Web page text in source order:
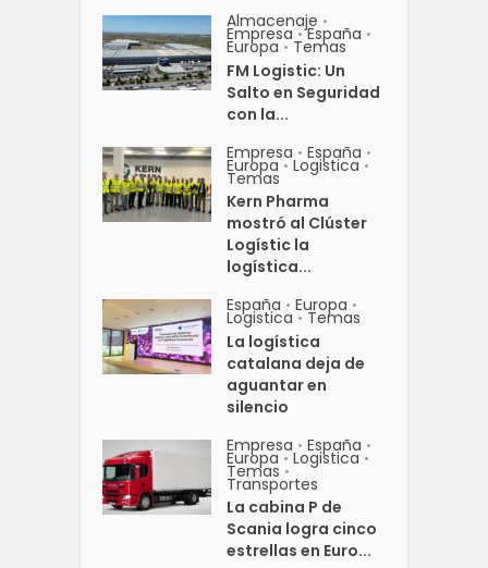
Almacenaje •
Empresa • España •
Europa • Temas
FM Logistic: Un
Salto en Seguridad
con la...
Empresa • España •
Europa • Logistica •
Temas
Kern Pharma
mostró al Clúster
Logístic la
logística...
España • Europa •
Logistica • Temas
La logística
catalana deja de
aguantar en
silencio
Empresa • España •
Europa • Logistica •
Temas •
Transportes
La cabina P de
Scania logra cinco
estrellas en Euro...